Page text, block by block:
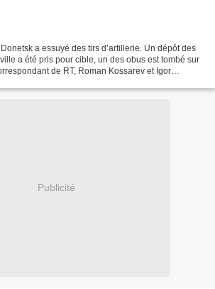
a essuyé des tirs d’artillerie. Un dépôt des
a été pris pour cible, un des obus est tombé sur
de RT, Roman Kossarev et Igor
Publicité